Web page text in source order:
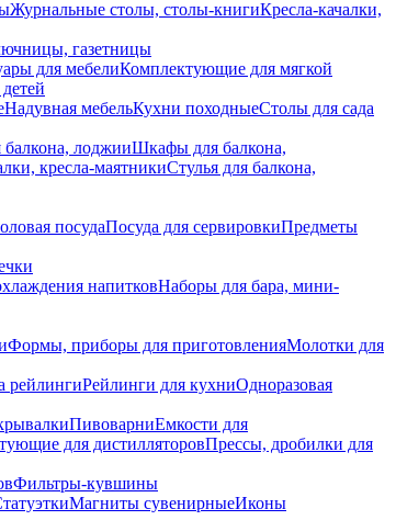
Журнальные столы, столы-книгиКресла-качалки,
газетницы
для мебелиКомплектующие для мягкой
Надувная мебельКухни походныеСтолы для сада
лоджииШкафы для балкона,
кресла-маятникиСтулья для балкона,
посудаПосуда для сервировкиПредметы
напитковНаборы для бара, мини-
Формы, приборы для приготовленияМолотки для
рейлингиРейлинги для кухниОдноразовая
ПивоварниЕмкости для
для дистилляторовПрессы, дробилки для
Фильтры-кувшины
Магниты сувенирныеИконы